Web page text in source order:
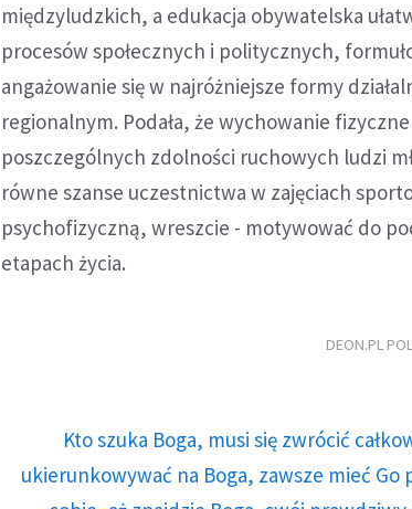
międzyludzkich, a edukacja obywatelska
procesów społecznych i politycznych,
angażowanie się w najróżniejsze formy
regionalnym. Podała, że wychowanie
poszczególnych zdolności ruchowych ludzi
równe szanse uczestnictwa w zajęciach
psychofizyczną, wreszcie - motywować do
etapach życia.
DEON.PL
Kto szuka Boga, musi się zwrócić
ukierunkowywać na Boga, zawsze mieć